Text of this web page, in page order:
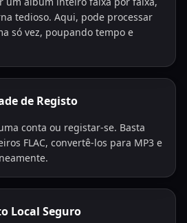
tedioso. Aqui, pode processar
só vez, poupando tempo e
de Registo
conta ou registar-se. Basta
FLAC, convertê-los para MP3 e
Local Seguro